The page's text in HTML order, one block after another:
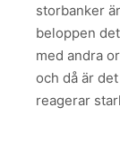
storbanker
beloppen
med andra
och då är
reagerar